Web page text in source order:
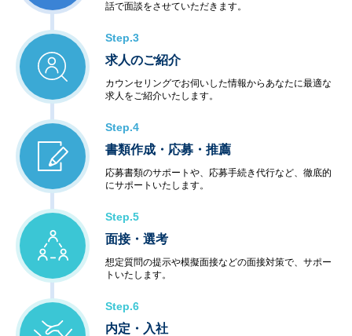
話で面談をさせていただきます。
Step.3
求人のご紹介
カウンセリングでお伺いした情報からあなたに最適な
求人をご紹介いたします。
Step.4
書類作成・応募・推薦
応募書類のサポートや、応募手続き代行など、徹底的
にサポートいたします。
Step.5
面接・選考
想定質問の提示や模擬面接などの面接対策で、サポー
トいたします。
Step.6
内定・入社